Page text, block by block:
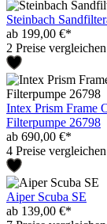
Steinbach
ab 199,00 €*
2 Preise vergleichen
Intex Prism Frame
Filterpumpe 26798
ab 690,00 €*
4 Preise vergleichen
Aiper Scuba SE
ab 139,00 €*